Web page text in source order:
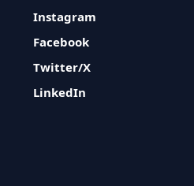
Instagram
Facebook
Twitter/X
LinkedIn